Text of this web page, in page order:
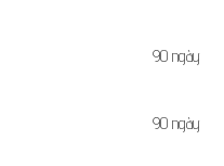
90 ngày
90 ngày